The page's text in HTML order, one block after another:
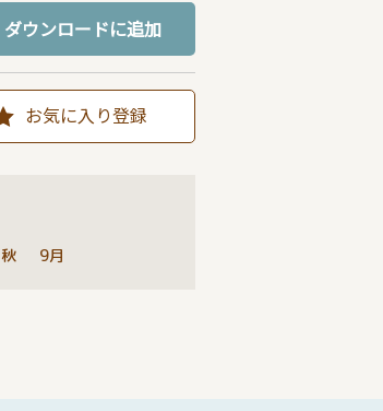
ダウンロードに追加
お気に入り登録
秋 9月